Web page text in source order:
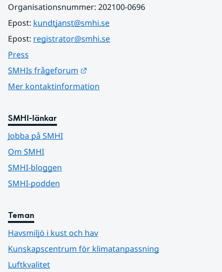
Organisationsnummer: 202100-0696
Epost: kundtjanst@smhi.se
Epost: registrator@smhi.se
Press
SMHIs frågeforum
Mer kontaktinformation
SMHI-länkar
Jobba på SMHI
Om SMHI
SMHI-bloggen
SMHI-podden
Teman
Havsmiljö i kust och hav
Kunskapscentrum för klimatanpassning
Luftkvalitet